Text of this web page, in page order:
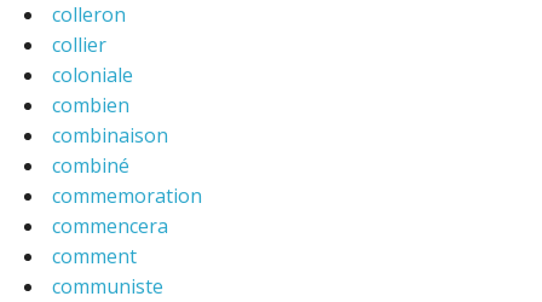
colleron
collier
coloniale
combien
combinaison
combiné
commemoration
commencera
comment
communiste